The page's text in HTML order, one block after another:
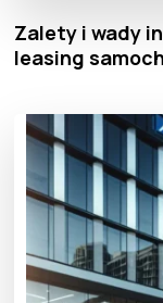
Zalety i wady
leasing